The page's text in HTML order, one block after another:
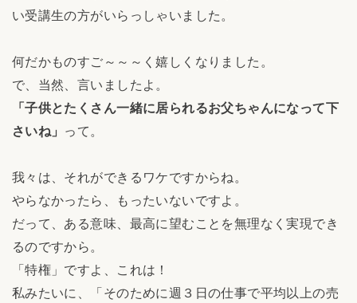
い受講生の方がいらっしゃいました。
何だかものすご～～～く嬉しくなりました。
で、当然、言いましたよ。
「子供とたくさん一緒に居られるお父ちゃんになって下
さいね」 って。
我々は、それができるワケですからね。
やらなかったら、もったいないですよ。
だって、ある意味、最高に望むことを無理なく実現でき
るのですから。
「特権」ですよ、これは！
私みたいに、「そのために週３日の仕事で平均以上の売